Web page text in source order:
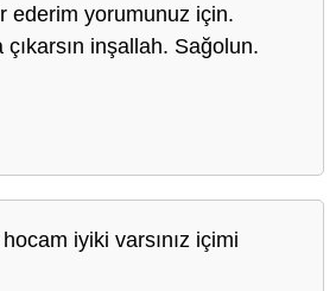
ederim yorumunuz için.
çıkarsın inşallah. Sağolun.
iyiki varsınız içimi